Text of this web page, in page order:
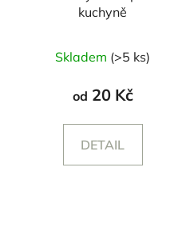
kuchyně
Skladem (>5 ks)
od 20 Kč
DETAIL